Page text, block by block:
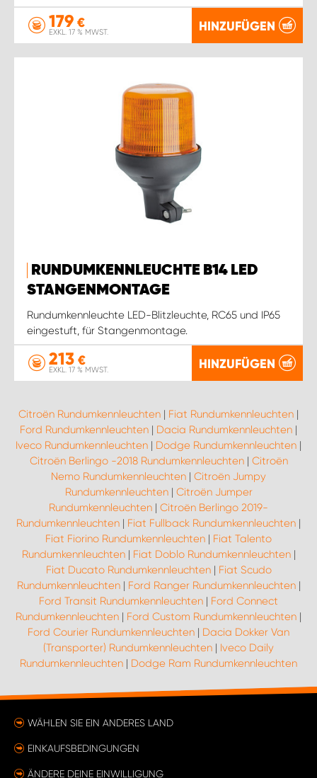
179 €
EXKL. 17 % MWST. HINZUFÜGEN
RUNDUMKENNLEUCHTE B14 LED
STANGENMONTAGE
Rundumkennleuchte LED-Blitzleuchte, RC65 und IP65
eingestuft, für Stangenmontage.
213 €
EXKL. 17 % MWST. HINZUFÜGEN
Citroën Rundumkennleuchten | Fiat Rundumkennleuchten |
Ford Rundumkennleuchten | Dacia Rundumkennleuchten |
Iveco Rundumkennleuchten | Dodge Rundumkennleuchten |
Citroën Berlingo -2018 Rundumkennleuchten| Citroën
Nemo Rundumkennleuchten | Citroën Jumpy
Rundumkennleuchten| Citroën Jumper
Rundumkennleuchten | Citroën Berlingo 2019-
Rundumkennleuchten | Fiat Fullback Rundumkennleuchten |
Fiat Fiorino Rundumkennleuchten | Fiat Talento
Rundumkennleuchten| Fiat Doblo Rundumkennleuchten|
Fiat Ducato Rundumkennleuchten| Fiat Scudo
Rundumkennleuchten| Ford Ranger Rundumkennleuchten|
Ford Transit Rundumkennleuchten | Ford Connect
Rundumkennleuchten | Ford Custom Rundumkennleuchten |
Ford Courier Rundumkennleuchten | Dacia Dokker Van
(Transporter) Rundumkennleuchten | Iveco Daily
Rundumkennleuchten | Dodge Ram Rundumkennleuchten
WÄHLEN SIE EIN ANDERES LAND
EINKAUFSBEDINGUNGEN
ÄNDERE DEINE EINWILLIGUNG